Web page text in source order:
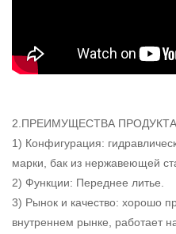
2.ПРЕИМУЩЕСТВА ПРОДУКТА
1) Конфигурация:
марки, бак из нержавеющей
2) Функции: Переднее литье.
3) Рынок и качество: хорошо
внутреннем рынке, работает